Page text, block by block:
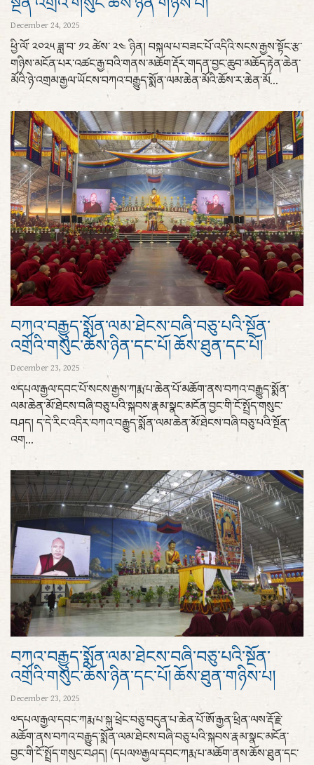
December 24, 2025
ཕྱི་ལོ་ ༢༠༢༥ ཟླ་བ་ ༡༢ ཚེས་ ༢༤ ཉིན། བསྐལ་པ་བཟང་པོ་འདིའི་སངས་རྒྱས་སྟོང་རྩ་
གཉིས་མངོན་པར་འཚང་རྒྱ་བའི་གནས་མཆོག་རྡོར་གདན་བྱང་ཆུབ་མཆོད་རྟེན་ཆེན་
མོའི་ཉེ་འགྲམ་རྒྱལ་ཡོངས་བཀའ་བརྒྱུད་སྨོན་ལམ་ཆེན་མོའི་ཆོས་ར་ཆེན་མོ...
བཀའ་བརྒྱུད་སྨོན་ལམ་ཐེངས་བཞི་བཅུ་པའི་སྔོན་
འགྲོའི་གསུང་ཆོས་ཉིན་དང་པོ། ཆོས་ཐུན་དང་པོ།
December 23, 2025
༧དཔལ་རྒྱལ་དབང་པོ་སངས་རྒྱས་ཀརྨ་པ་ཆེན་པོ་མཆོག་ནས་བཀའ་བརྒྱུད་སྨོན་
ལམ་ཆེན་མོ་ཐེངས་བཞི་བཅུ་པའི་སྐབས་རྣམ་སྣང་མངོན་བྱང་གི་ངོ་སྤྲོད་གསུང་
བཤད། ད་དེ་རིང་འདིར་བཀའ་བརྒྱུད་སྨོན་ལམ་ཆེན་མོ་ཐེངས་བཞི་བཅུ་པའི་སྔོན་
འག...
བཀའ་བརྒྱུད་སྨོན་ལམ་ཐེངས་བཞི་བཅུ་པའི་སྔོན་
འགྲོའི་གསུང་ཆོས་ཉིན་དང་པོ། ཆོས་ཐུན་གཉིས་པ།
December 23, 2025
༧དཔལ་རྒྱལ་དབང་ཀརྨ་པ་སྐུ་ཕྲེང་བཅུ་བདུན་པ་ཆེན་པོ་ཨོ་རྒྱན་ཕྲིན་ལས་རྡོ་རྗེ་
མཆོག་ནས་བཀའ་བརྒྱུད་སྨོན་ལམ་ཐེངས་བཞི་བཅུ་པའི་སྐབས་རྣམ་སྣང་མངོན་
བྱང་གི་ངོ་སྤྲོད་གསུང་བཤད། (དཔལ༧རྒྱལ་དབང་ཀརྨ་པ་མཆོག་ནས་ཆོས་ཐུན་དང་